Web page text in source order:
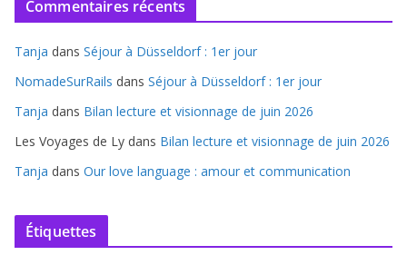
Commentaires récents
Tanja dans Séjour à Düsseldorf : 1er jour
NomadeSurRails dans Séjour à Düsseldorf : 1er jour
Tanja dans Bilan lecture et visionnage de juin 2026
Les Voyages de Ly dans Bilan lecture et visionnage de juin 2026
Tanja dans Our love language : amour et communication
Étiquettes